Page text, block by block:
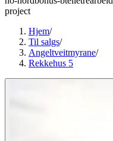
project
Hjem/
Til salgs/
Angeltveitmyrane/
Rekkehus 5